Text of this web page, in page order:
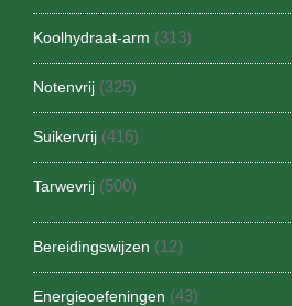
Koolhydraat-arm (313)
Notenvrij (325)
Suikervrij (416)
Tarwevrij (500)
Bereidingswijzen (12)
Energieoefeningen (43)